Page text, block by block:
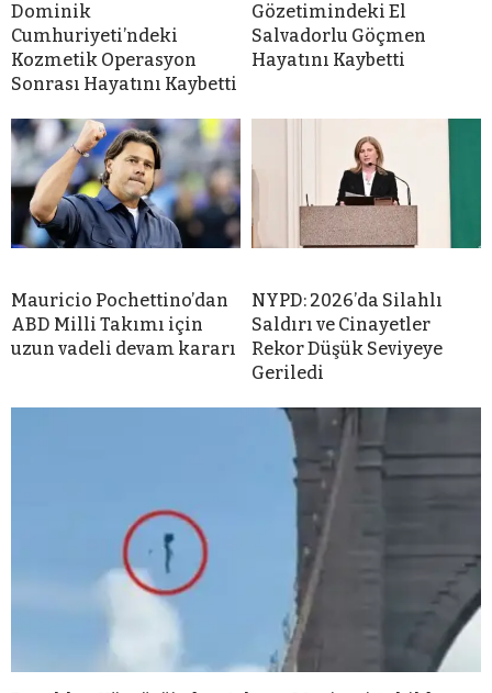
Dominik
Cumhuriyeti’ndeki
Kozmetik Operasyon
Sonrası Hayatını Kaybetti
Gözetimindeki El
Salvadorlu Göçmen
Hayatını Kaybetti
Mauricio Pochettino’dan
ABD Milli Takımı için
uzun vadeli devam kararı
NYPD: 2026’da Silahlı
Saldırı ve Cinayetler
Rekor Düşük Seviyeye
Geriledi